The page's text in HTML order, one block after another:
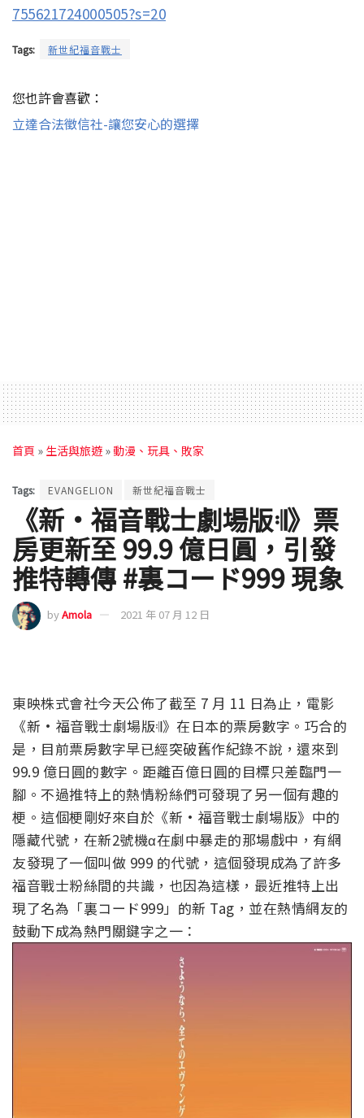
755621724000505?s=20
Tags: 新世紀福音戰士
您也許會喜歡：
立達合法徵信社-讓您安心的選擇
首頁 » 生活與旅遊 » 動漫、玩具、敗家
Tags: EVANGELION 新世紀福音戰士
《新·福音戰士劇場版𝄇》票
房更新至 99.9 億日圓，引發
推特轉傳 #裏コード999 現象
byAmola 2021 年 07 月 12 日
東映株式會社今天公佈了截至 7 月 11 日為止，電影
《新·福音戰士劇場版𝄇》在日本的票房數字。巧合的
是，目前票房數字早已經突破舊作紀錄不說，還來到
99.9 億日圓的數字。距離百億日圓的目標只差臨門一
腳。不過推特上的熱情粉絲們可發現了另一個有趣的
梗。這個梗剛好來自於《新·福音戰士劇場版》中的
隱藏代號，在新2號機α在劇中暴走的那場戲中，有網
友發現了一個叫做 999 的代號，這個發現成為了許多
福音戰士粉絲間的共識，也因為這樣，最近推特上出
現了名為「裏コード999」的新 Tag，並在熱情網友的
鼓動下成為熱門關鍵字之一：